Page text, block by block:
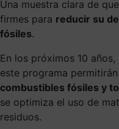
Una muestra clara de
firmes para reducir su
fósiles.
En los próximos 10
este programa permitirán
combustibles fósiles y
se optimiza el uso de
residuos.